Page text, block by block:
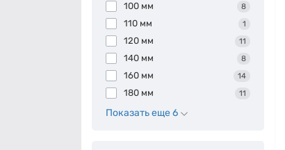
100 мм 8
110 мм 1
120 мм 11
140 мм 8
160 мм 14
180 мм 11
Показать еще 6